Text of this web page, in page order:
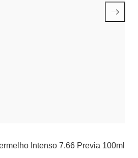
Intenso 7.66 Previa 100ml